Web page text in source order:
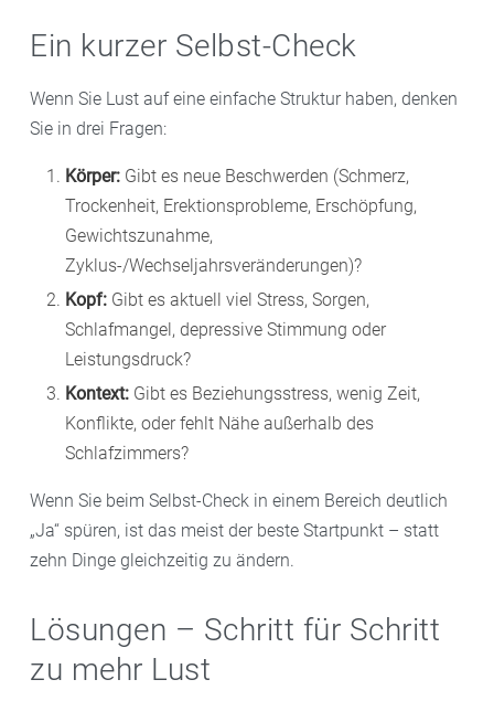
Ein kurzer Selbst-Check
Wenn Sie Lust auf eine einfache Struktur haben, denken
Sie in drei Fragen:
Körper: Gibt es neue Beschwerden (Schmerz,
Trockenheit, Erektionsprobleme, Erschöpfung,
Gewichtszunahme,
Zyklus-/Wechseljahrsveränderungen)?
Kopf: Gibt es aktuell viel Stress, Sorgen,
Schlafmangel, depressive Stimmung oder
Leistungsdruck?
Kontext: Gibt es Beziehungsstress, wenig Zeit,
Konflikte, oder fehlt Nähe außerhalb des
Schlafzimmers?
Wenn Sie beim Selbst-Check in einem Bereich deutlich
„Ja“ spüren, ist das meist der beste Startpunkt – statt
zehn Dinge gleichzeitig zu ändern.
Lösungen – Schritt für Schritt
zu mehr Lust